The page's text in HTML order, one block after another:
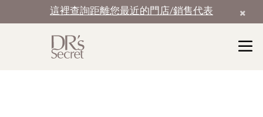
這裡查詢距離您最近的門店/銷售代表